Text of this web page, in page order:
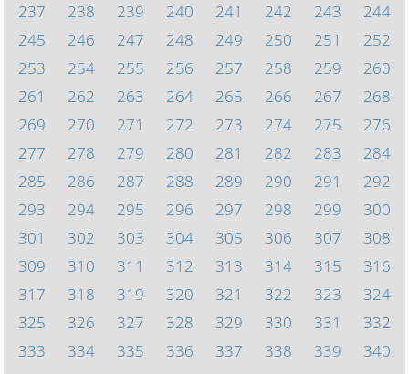
237
238 239 240 241 242 243
244
245
246 247 248 249 250 251
252
253
254 255 256 257 258 259
260
261
262 263 264 265 266 267
268
269
270 271 272 273 274 275
276
277
278 279 280 281 282 283
284
285
286 287 288 289 290 291
292
293
294 295 296 297 298 299
300
301
302 303 304 305 306 307
308
309
310 311 312 313 314 315
316
317
318 319 320 321 322 323
324
325
326 327 328 329 330 331
332
333
334 335 336 337 338 339
340